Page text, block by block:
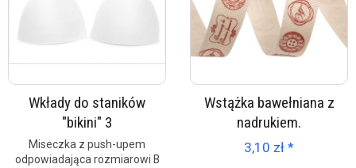
Wkłady do staników
"bikini" 3
Miseczka z push-upem
odpowiadająca rozmiarowi B
Wstążka bawełniana z
nadrukiem.
3,10 zł *